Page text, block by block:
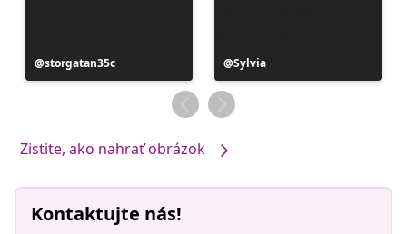
Príspevok
zverejnil
storgatan35c
Príspevok
zverejnil
Sylvia
Zistite, ako nahrať obrázok
Kontaktujte nás!